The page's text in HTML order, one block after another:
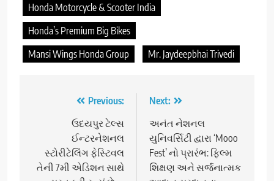
Honda Motorcycle & Scooter India
Honda’s Premium Big Bikes
Mansi Wings Honda Group
Mr. Jaydeepbhai Trivedi
navigation
Previous:
ઉદયપુર ટેલ્સ
ઈન્ટરનેશનલ
સ્ટોરીટેલિંગ ફેસ્ટિવલ
તેની 7મી એડિશન સાથે
Next:
અનંત નેશનલ
યુનિવર્સિટી દ્વારા ‘Mooo
Fest’ નો પ્રારંભ: ફિલ્મ
શિક્ષણ અને સર્જનાત્મક